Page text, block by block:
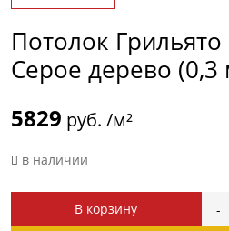
Потолок
Серое дерево (0,3
5829 руб. /м²
в наличии
В корзину